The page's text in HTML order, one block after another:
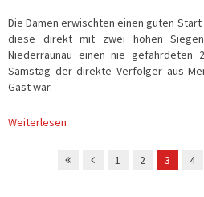
Die Damen erwischten einen guten
diese direkt mit zwei hohen
Niederraunau einen nie gefährdeten
Samstag der direkte Verfolger aus
Gast war.
1 2 3 4